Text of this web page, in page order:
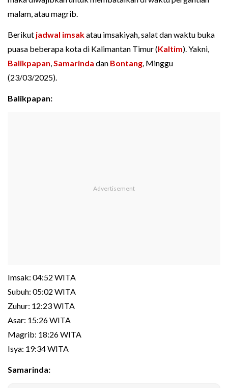
malam, atau magrib.
Berikut jadwal imsakatau imsakiyah, salat dan waktu buka
puasa beberapa kota di Kalimantan Timur (Kaltim). Yakni,
Balikpapan,Samarinda dan Bontang, Minggu
(23/03/2025).
Balikpapan:
Imsak: 04:52 WITA
Subuh: 05:02 WITA
Zuhur: 12:23 WITA
Asar: 15:26 WITA
Magrib: 18:26 WITA
Isya: 19:34 WITA
Samarinda: